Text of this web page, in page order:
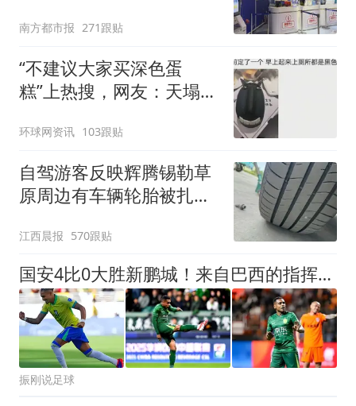
南方都市报 271跟贴
“不建议大家买深色蛋
糕”上热搜，网友：天塌
环球网资讯 103跟贴
自驾游客反映辉腾锡勒草
原周边有车辆轮胎被扎，
元，官方发布情况通报
江西晨报 570跟贴
国安4比0大胜新鹏城！来自巴西的指挥官梅开二度，赢得点赞
振刚说足球